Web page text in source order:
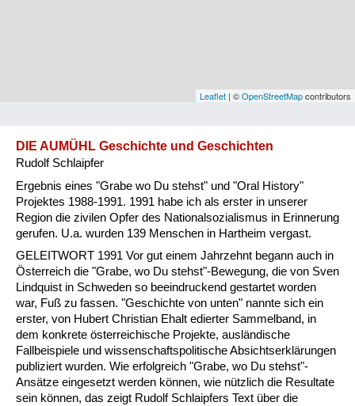
Vorarlberg
Besatzungsmächte
Frauen, Mütter, Kinder
Versorgung
Heimkehrer
Fluchtgeschichten
Familiengeschichten
Schule und Ausbildung
Leaflet | ©OpenStreetMapcontributors
DIE AUMÜHL Geschichte und Geschichten
Rudolf Schlaipfer
Ergebnis eines "Grabe wo Du stehst" und "Oral History"
Projektes 1988-1991. 1991 habe ich als erster in unserer
Region die zivilen Opfer des Nationalsozialismus in Erinnerung
gerufen. U.a. wurden 139 Menschen in Hartheim vergast.
GELEITWORT 1991 Vor gut einem Jahrzehnt begann auch in
Österreich die "Grabe, wo Du stehst"-Bewegung, die von Sven
Lindquist in Schweden so beeindruckend gestartet worden
war, Fuß zu fassen. "Geschichte von unten" nannte sich ein
erster, von Hubert Christian Ehalt edierter Sammelband, in
dem konkrete österreichische Projekte, ausländische
Fallbeispiele und wissenschaftspolitische Absichtserklärungen
publiziert wurden. Wie erfolgreich "Grabe, wo Du stehst"-
Ansätze eingesetzt werden können, wie nützlich die Resultate
sein können, das zeigt Rudolf Schlaipfers Text über die